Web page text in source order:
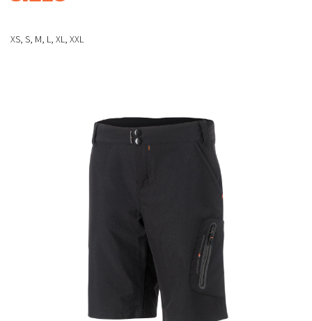
XS, S, M, L, XL, XXL